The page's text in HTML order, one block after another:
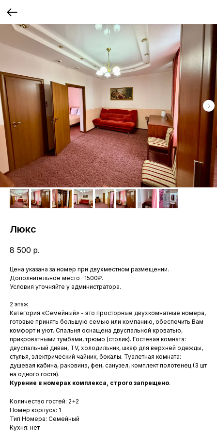
Люкс
8 500 р.
Цена указана за номер при двухместном размещении.
Дополнительное место -1500₽.
Условия уточняйте у администратора.
2 этаж
Категория «Семейный» - это просторные двухкомнатные номера,
готовые принять большую семью или компанию, обеспечить Вам
комфорт и уют. Спальня оснащена двуспальной кроватью,
прикроватными тумбами, трюмо (столик). Гостевая комната:
двуспальный диван, TV, холодильник, шкаф для верхней одежды,
стулья, электрический чайник, бокалы. Туалетная комната:
душевая кабина, раковина, фен, санузел, комплект полотенец (3 шт
на одного гостя).
Курение в номерах комплекса, строго запрещено.
Количество гостей: 2+2
Номер корпуса: 1
Тип Номера: Семейный
Кухня: нет